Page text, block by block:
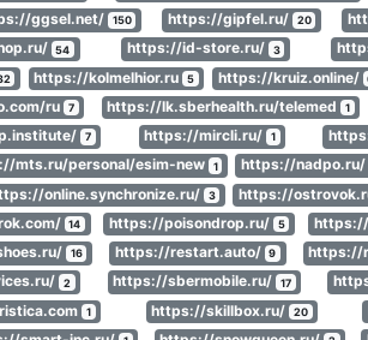
ggsel.net/ 150 https://gipfel.ru/ 20
54 https://id-store.ru/ 3
https://kolmelhior.ru 5 https://kruiz.online/
ru 7 https://lk.sberhealth.ru/telemed 1
7 https://mircli.ru/ 1
mts.ru/personal/esim-new 1 https://nadpo.ru/
online.synchronize.ru/ 3 https://
14 https://poisondrop.ru/ 5
16 https://restart.auto/ 9 https://
2 https://sbermobile.ru/ 17
1 https://skillbox.ru/ 20